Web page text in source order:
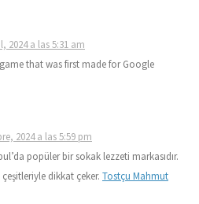
2024 a las 5:31 am
that was first made for Google
2024 a las 5:59 pm
popüler bir sokak lezzeti markasıdır.
dikkat çeker. Tostçu Mahmut